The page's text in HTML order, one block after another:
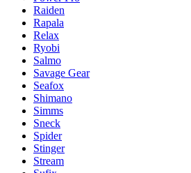
Raiden
Rapala
Relax
Ryobi
Salmo
Savage Gear
Seafox
Shimano
Simms
Sneck
Spider
Stinger
Stream